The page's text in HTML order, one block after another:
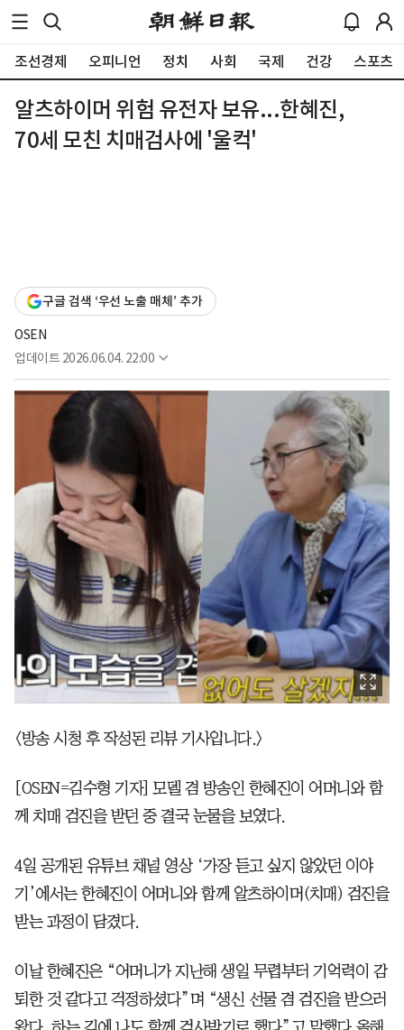
조선경제 오피니언 정치 사회 국제 건강 스포츠
알츠하이머 위험 유전자 보유...한혜진,
70세 모친 치매검사에 '울컥'
구글 검색 ‘우선 노출 매체’ 추가
OSEN
업데이트 2026.06.04. 22:00
<방송 시청 후 작성된 리뷰 기사입니다.>
[OSEN=김수형 기자] 모델 겸 방송인 한혜진이 어머니와 함
께 치매 검진을 받던 중 결국 눈물을 보였다.
4일 공개된 유튜브 채널 영상 ‘가장 듣고 싶지 않았던 이야
기’에서는 한혜진이 어머니와 함께 알츠하이머(치매) 검진을
받는 과정이 담겼다.
이날 한혜진은 “어머니가 지난해 생일 무렵부터 기억력이 감
퇴한 것 같다고 걱정하셨다”며 “생신 선물 겸 검진을 받으러